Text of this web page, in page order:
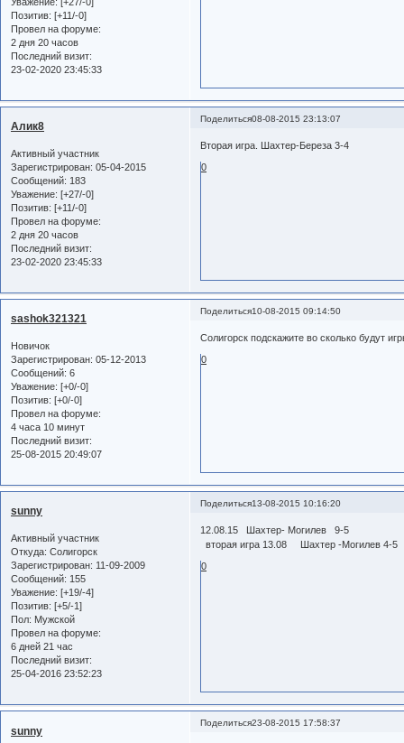
Позитив: [+11/-0]
Провел на форуме:
2 дня 20 часов
Последний визит:
23-02-2020 23:45:33
Поделиться08-08-2015 23:13:07
Алик8
Активный участник
Зарегистрирован: 05-04-2015
Сообщений: 183
Уважение: [+27/-0]
Позитив: [+11/-0]
Провел на форуме:
2 дня 20 часов
Последний визит:
23-02-2020 23:45:33
Вторая игра. Шахтер-Береза 3-4
0
Поделиться10-08-2015 09:14:50
sashok321321
Новичок
Зарегистрирован: 05-12-2013
Сообщений: 6
Уважение: [+0/-0]
Позитив: [+0/-0]
Провел на форуме:
4 часа 10 минут
Последний визит:
25-08-2015 20:49:07
Солигорск подскажите во сколько будут
0
Поделиться13-08-2015 10:16:20
sunny
Активный участник
Откуда: Солигорск
Зарегистрирован: 11-09-2009
Сообщений: 155
Уважение: [+19/-4]
Позитив: [+5/-1]
Пол: Мужской
Провел на форуме:
6 дней 21 час
Последний визит:
25-04-2016 23:52:23
12.08.15 Шахтер- Могилев 9-5
вторая игра 13.08 Шахтер -Могилев 4-5
0
Поделиться23-08-2015 17:58:37
sunny